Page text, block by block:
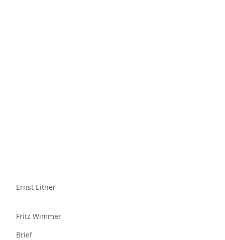
Ernst Eitner
Fritz Wimmer
Brief